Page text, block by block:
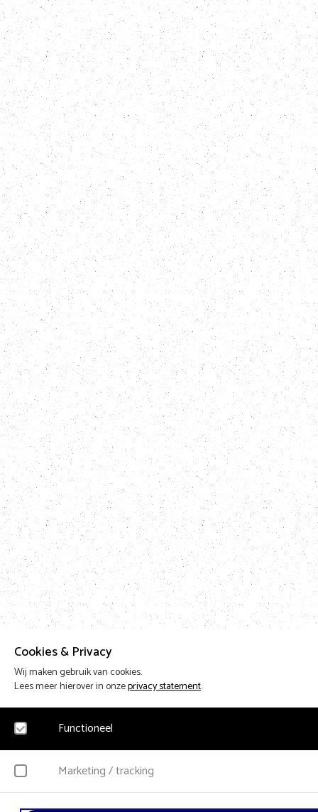
Cookies & Privacy
Wij maken gebruik van cookies.
Lees meer hierover in onzeprivacy statement.
Functioneel
Noodzakelijk
Hierbij worden geen persoonsgegevens verzameld.
Marketing / tracking